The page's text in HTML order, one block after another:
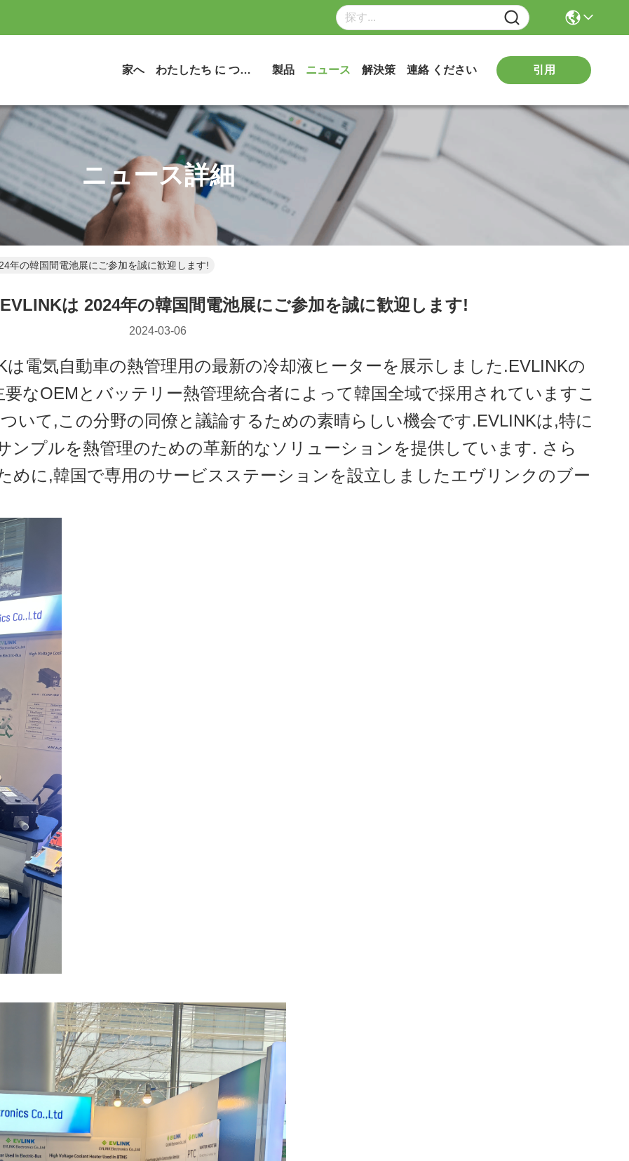
家へ わたしたち に つい て 製品 ニュース 解決策 連絡 ください 引用
ニュース詳細
年の韓国間電池展にご参加を誠に歓迎します!
は 2024年の韓国間電池展にご参加を誠に歓迎します!
2024-03-06
電気自動車の熱管理用の最新の冷却液ヒーターを展示しました.EVLINKの
なOEMとバッテリー熱管理統合者によって韓国全域で採用されていますこ
いて,この分野の同僚と議論するための素晴らしい機会です.EVLINKは,特に
ンプルを熱管理のための革新的なソリューションを提供しています. さら
めに,韓国で専用のサービスステーションを設立しましたエヴリンクのブー